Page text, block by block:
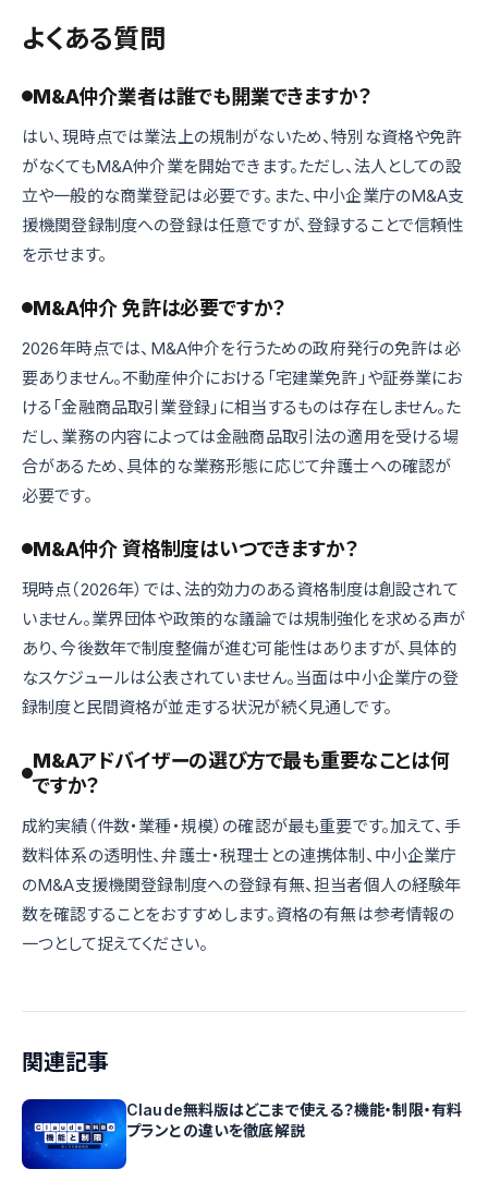
よくある質問
M&A仲介業者は誰でも開業できますか？
はい、現時点では業法上の規制がないため、特別な資格や免許
がなくてもM&A仲介業を開始できます。ただし、法人としての設
立や一般的な商業登記は必要です。また、中小企業庁のM&A支
援機関登録制度への登録は任意ですが、登録することで信頼性
を示せます。
M&A仲介 免許は必要ですか？
2026年時点では、M&A仲介を行うための政府発行の免許は必
要ありません。不動産仲介における「宅建業免許」や証券業にお
ける「金融商品取引業登録」に相当するものは存在しません。た
だし、業務の内容によっては金融商品取引法の適用を受ける場
合があるため、具体的な業務形態に応じて弁護士への確認が
必要です。
M&A仲介 資格制度はいつできますか？
現時点（2026年）では、法的効力のある資格制度は創設されて
いません。業界団体や政策的な議論では規制強化を求める声が
あり、今後数年で制度整備が進む可能性はありますが、具体的
なスケジュールは公表されていません。当面は中小企業庁の登
録制度と民間資格が並走する状況が続く見通しです。
M&Aアドバイザーの選び方で最も重要なことは何
ですか？
成約実績（件数・業種・規模）の確認が最も重要です。加えて、手
数料体系の透明性、弁護士・税理士との連携体制、中小企業庁
のM&A支援機関登録制度への登録有無、担当者個人の経験年
数を確認することをおすすめします。資格の有無は参考情報の
一つとして捉えてください。
関連記事
Claude無料版はどこまで使える？機能・制限・有料
プランとの違いを徹底解説